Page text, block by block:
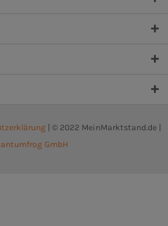
| © 2022 MeinMarktstand.de |
GmbH